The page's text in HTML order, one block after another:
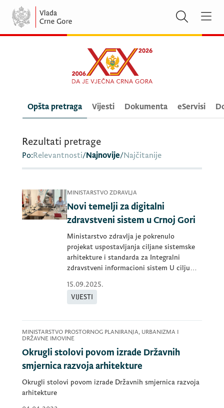
Opšta pretraga Vijesti Dokumenta eServisi
Rezultati pretrage
Po:Relevantnosti/Najnovije/Najčitanije
MINISTARSTVO ZDRAVLJA
Novi temelji za digitalni
zdravstveni sistem u Crnoj Gori
Ministarstvo zdravlja je pokrenulo
projekat uspostavljanja ciljane sistemske
arhitekture i standarda za Integralni
zdravstveni informacioni sistem U cilju
15.09.2025.
VIJESTI
MINISTARSTVO PROSTORNOG PLANIRANJA, URBANIZMA I
DRŽAVNE IMOVINE
Okrugli stolovi povom izrade Državnih
smjernica razvoja arhitekture
Okrugli stolovi povom izrade Državnih smjernica razvoja
arhitekture